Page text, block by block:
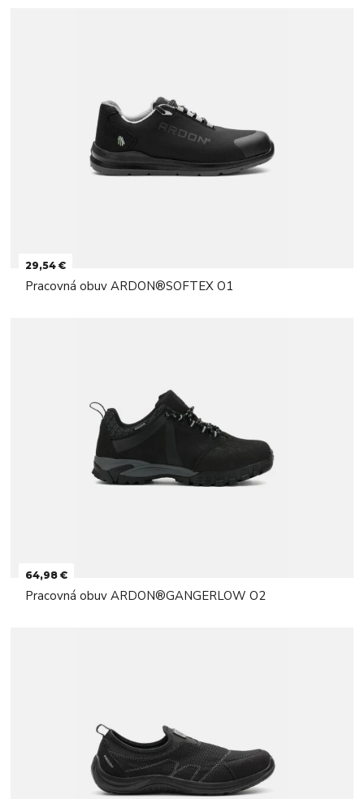
29,54 €
Pracovná obuv ARDON®SOFTEX O1
64,98 €
Pracovná obuv ARDON®GANGERLOW O2